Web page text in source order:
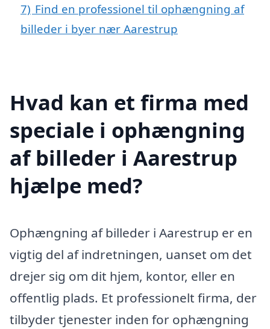
7) Find en professionel til ophængning af
billeder i byer nær Aarestrup
Hvad kan et firma med
speciale i ophængning
af billeder i Aarestrup
hjælpe med?
Ophængning af billeder i Aarestrup er en
vigtig del af indretningen, uanset om det
drejer sig om dit hjem, kontor, eller en
offentlig plads. Et professionelt firma, der
tilbyder tjenester inden for ophængning